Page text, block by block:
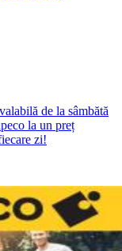
de la sâmbătă
la un preț
zi!